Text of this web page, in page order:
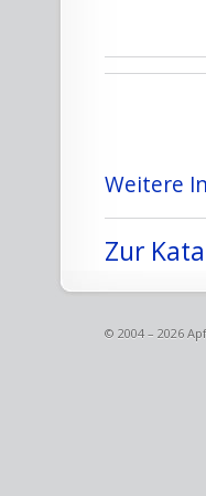
Weitere
Zur
© 2004 – 2026